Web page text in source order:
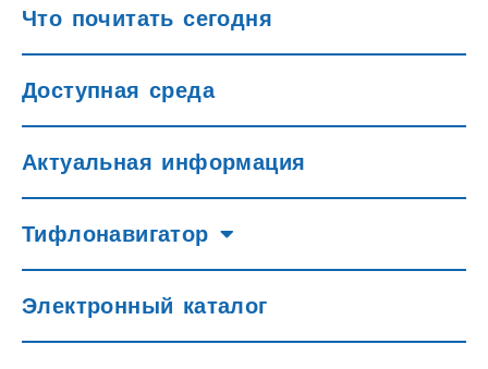
Что почитать сегодня
Доступная среда
Актуальная информация
Тифлонавигатор
Электронный каталог